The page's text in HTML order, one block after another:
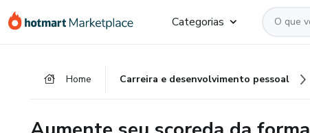
para
para
para
Categorias
Home Carreira e desenvolvimento pessoal